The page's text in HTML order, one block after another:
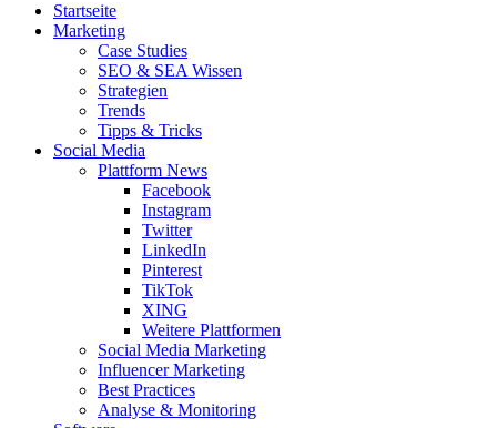
Startseite
Marketing
Case Studies
SEO & SEA Wissen
Strategien
Trends
Tipps & Tricks
Social Media
Plattform News
Facebook
Instagram
Twitter
LinkedIn
Pinterest
TikTok
XING
Weitere Plattformen
Social Media Marketing
Influencer Marketing
Best Practices
Analyse & Monitoring